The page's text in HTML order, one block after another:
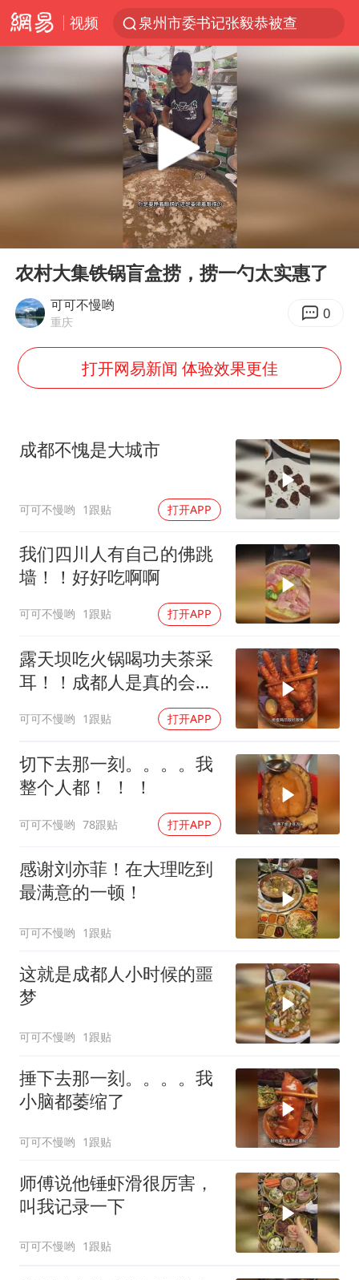
视频
泉州市委书记张毅恭被查
台风白海豚已进入24小时警戒线
胜宏科技：股票交易异常波动
“秋天的第一杯奶茶”6岁了
国乒男单横滨冠军赛全军覆没
38岁演员求职万岁山NPC成功
U17国足点球大战淘汰河床晋级决赛
东航：国内客票提前14天免费退改
中国女篮70-67险胜尼日利亚女篮
名创优品回应女子吐槽内裤质量差
夯实基础开新局
Play
农村大集铁锅盲盒捞，捞一勺太实惠了
可可不慢哟
重庆 0
打开网易新闻 体验效果更佳
成都不愧是大城市
可可不慢哟 1跟贴 打开APP
我们四川人有自己的佛跳
墙！！好好吃啊啊
可可不慢哟 1跟贴 打开APP
露天坝吃火锅喝功夫茶采
耳！！成都人是真的会享
可可不慢哟 1跟贴 打开APP
切下去那一刻。。。。我
整个人都！ ！ ！
可可不慢哟 78跟贴 打开APP
感谢刘亦菲！在大理吃到
最满意的一顿！
可可不慢哟 1跟贴
这就是成都人小时候的噩
梦
可可不慢哟 1跟贴
捶下去那一刻。。。。我
小脑都萎缩了
可可不慢哟 1跟贴
师傅说他锤虾滑很厉害，
叫我记录一下
可可不慢哟 1跟贴